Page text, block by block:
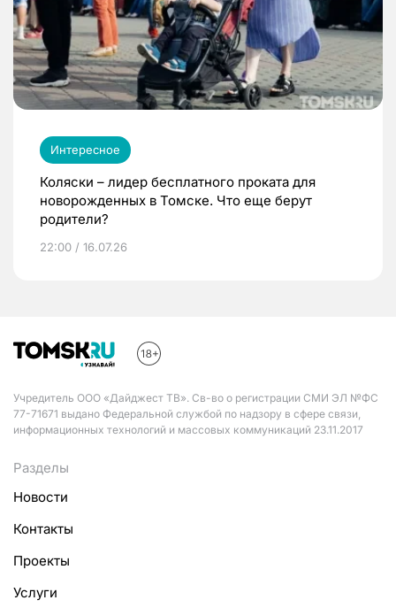
Интересное
Коляски – лидер бесплатного проката для
новорожденных в Томске. Что еще берут
родители?
22:00 / 16.07.26
Учредитель ООО «Дайджест ТВ». Св-во о регистрации СМИ ЭЛ №ФС
77-71671 выдано Федеральной службой по надзору в сфере связи,
информационных технологий и массовых коммуникаций 23.11.2017
Разделы
Новости
Контакты
Проекты
Услуги